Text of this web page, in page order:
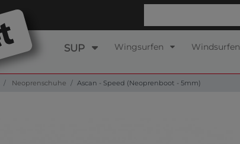
SUP Wingsurfen Windsurfen
Neoprenschuhe Ascan - Speed (Neoprenboot - 5mm)